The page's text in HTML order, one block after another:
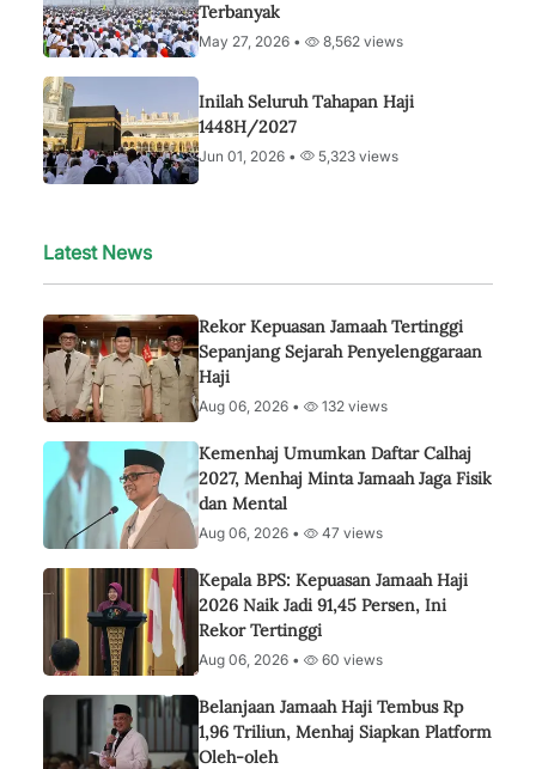
Terbanyak
May 27, 2026 • 8,562 views
Inilah Seluruh Tahapan Haji
1448H/2027
Jun 01, 2026 • 5,323 views
Latest News
Rekor Kepuasan Jamaah Tertinggi
Sepanjang Sejarah Penyelenggaraan
Haji
Aug 06, 2026 • 132 views
Kemenhaj Umumkan Daftar Calhaj
2027, Menhaj Minta Jamaah Jaga Fisik
dan Mental
Aug 06, 2026 • 47 views
Kepala BPS: Kepuasan Jamaah Haji
2026 Naik Jadi 91,45 Persen, Ini
Rekor Tertinggi
Aug 06, 2026 • 60 views
Belanjaan Jamaah Haji Tembus Rp
1,96 Triliun, Menhaj Siapkan Platform
Oleh-oleh